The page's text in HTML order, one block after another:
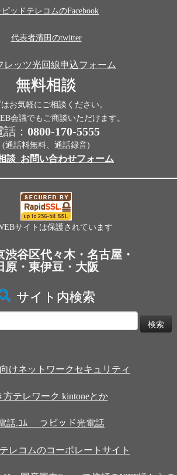
ピッドテレコムのFacebook
代表者濱田のtwitter
レッツ光回線申込フォーム
無料相談
はお気軽にご相談ください。
会議でもご商談いただけます。
話： 0800-170-5555
(通話料無料、通話録音)
談_お問い合わせフォーム
サイトは保護されています
渋谷区代々木・名古屋・
原・東伊豆・大阪
サイト内検索
けネットワークセキュリティ
方テレワーク kintoneとか
話.ｺﾑ ラピッド光電話
レコムのコーポレートサイト